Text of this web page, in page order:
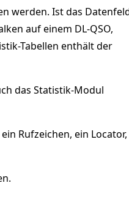
werden. Ist das
auf einem DL-QSO,
Tabellen enthält der
das Statistik-Modul
Rufzeichen, ein Locator,